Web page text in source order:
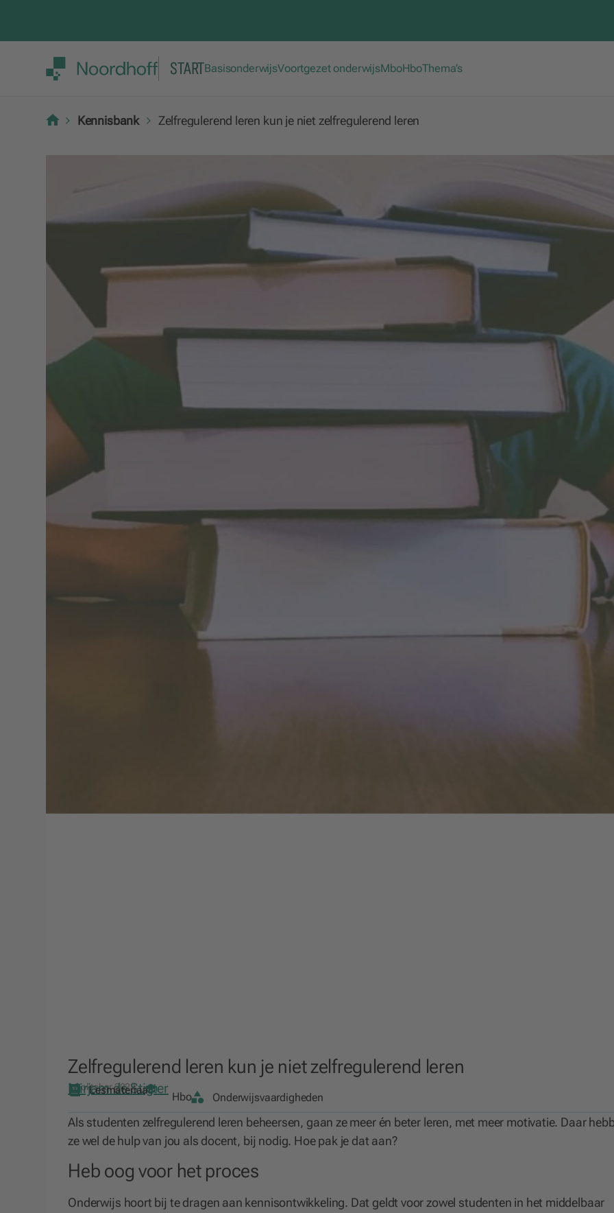
STARTBasisonderwijsVoortgezet onderwijsMboHboThema’s
Kennisbank Zelfregulerend leren kun je niet zelfregulerend leren
Zelfregulerend leren kun je niet zelfregulerend leren
16 oktober 2023
Mirjam de Stigter
Lesmateriaal
Hbo Onderwijsvaardigheden
Als studenten zelfregulerend leren beheersen, gaan ze meer én beter leren, met meer motivatie. Daar
ze wel de hulp van jou als docent, bij nodig. Hoe pak je dat aan?
Heb oog voor het proces
Onderwijs hoort bij te dragen aan kennisontwikkeling. Dat geldt voor zowel studenten in het middelbaar